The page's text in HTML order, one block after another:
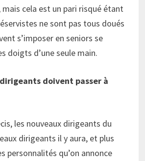
cela est un pari risqué étant
ne sont pas tous doués
s’imposer en seniors se
doigts d’une seule main.
doivent passer à
les nouveaux dirigeants du
dirigeants il y aura, et plus
personnalités qu’on annonce